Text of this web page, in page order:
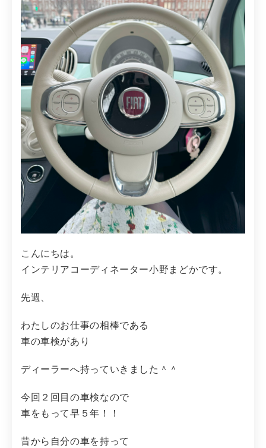
こんにちは。
インテリアコーディネーター小野まどかです。
先週、
わたしのお仕事の相棒である
車の車検があり
ディーラーへ持っていきました＾＾
今回２回目の車検なので
車をもって早５年！！
昔から自分の車を持って